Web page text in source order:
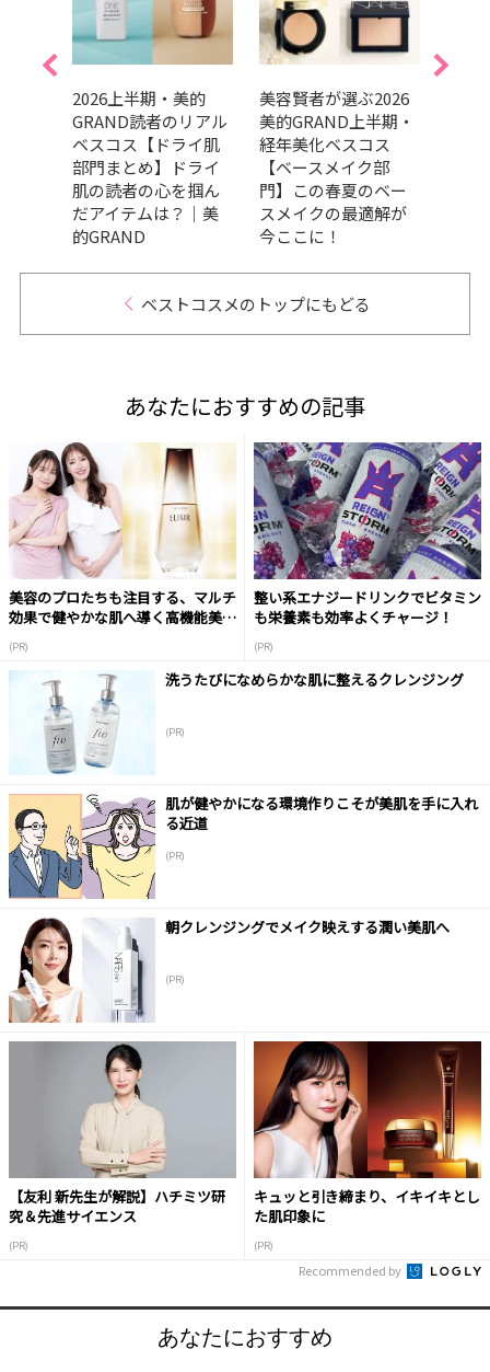
2026上半期・美的
GRAND読者のリアル
ベスコス【ドライ肌
部門まとめ】ドライ
肌の読者の心を掴ん
だアイテムは？｜美
的GRAND
美容賢者が選ぶ2026
美的GRAND上半期・
経年美化ベスコス
【ベースメイク部
門】この春夏のベー
スメイクの最適解が
今ここに！
ベストコスメのトップにもどる
あなたにおすすめの記事
美容のプロたちも注目する、マルチ
効果で健やかな肌へ導く高機能美容
(PR)
整い系エナジードリンクでビタミン
も栄養素も効率よくチャージ！
(PR)
洗うたびになめらかな肌に整えるクレンジング
(PR)
肌が健やかになる環境作りこそが美肌を手に入れ
る近道
(PR)
朝クレンジングでメイク映えする潤い美肌へ
(PR)
【友利 新先生が解説】ハチミツ研
究＆先進サイエンス
(PR)
キュッと引き締まり、イキイキとし
た肌印象に
(PR)
Recommended by
あなたにおすすめ